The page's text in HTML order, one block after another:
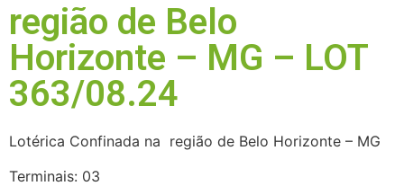
região de Belo
Horizonte – MG – LOT
363/08.24
Lotérica Confinada na região de Belo Horizonte – MG
Terminais: 03